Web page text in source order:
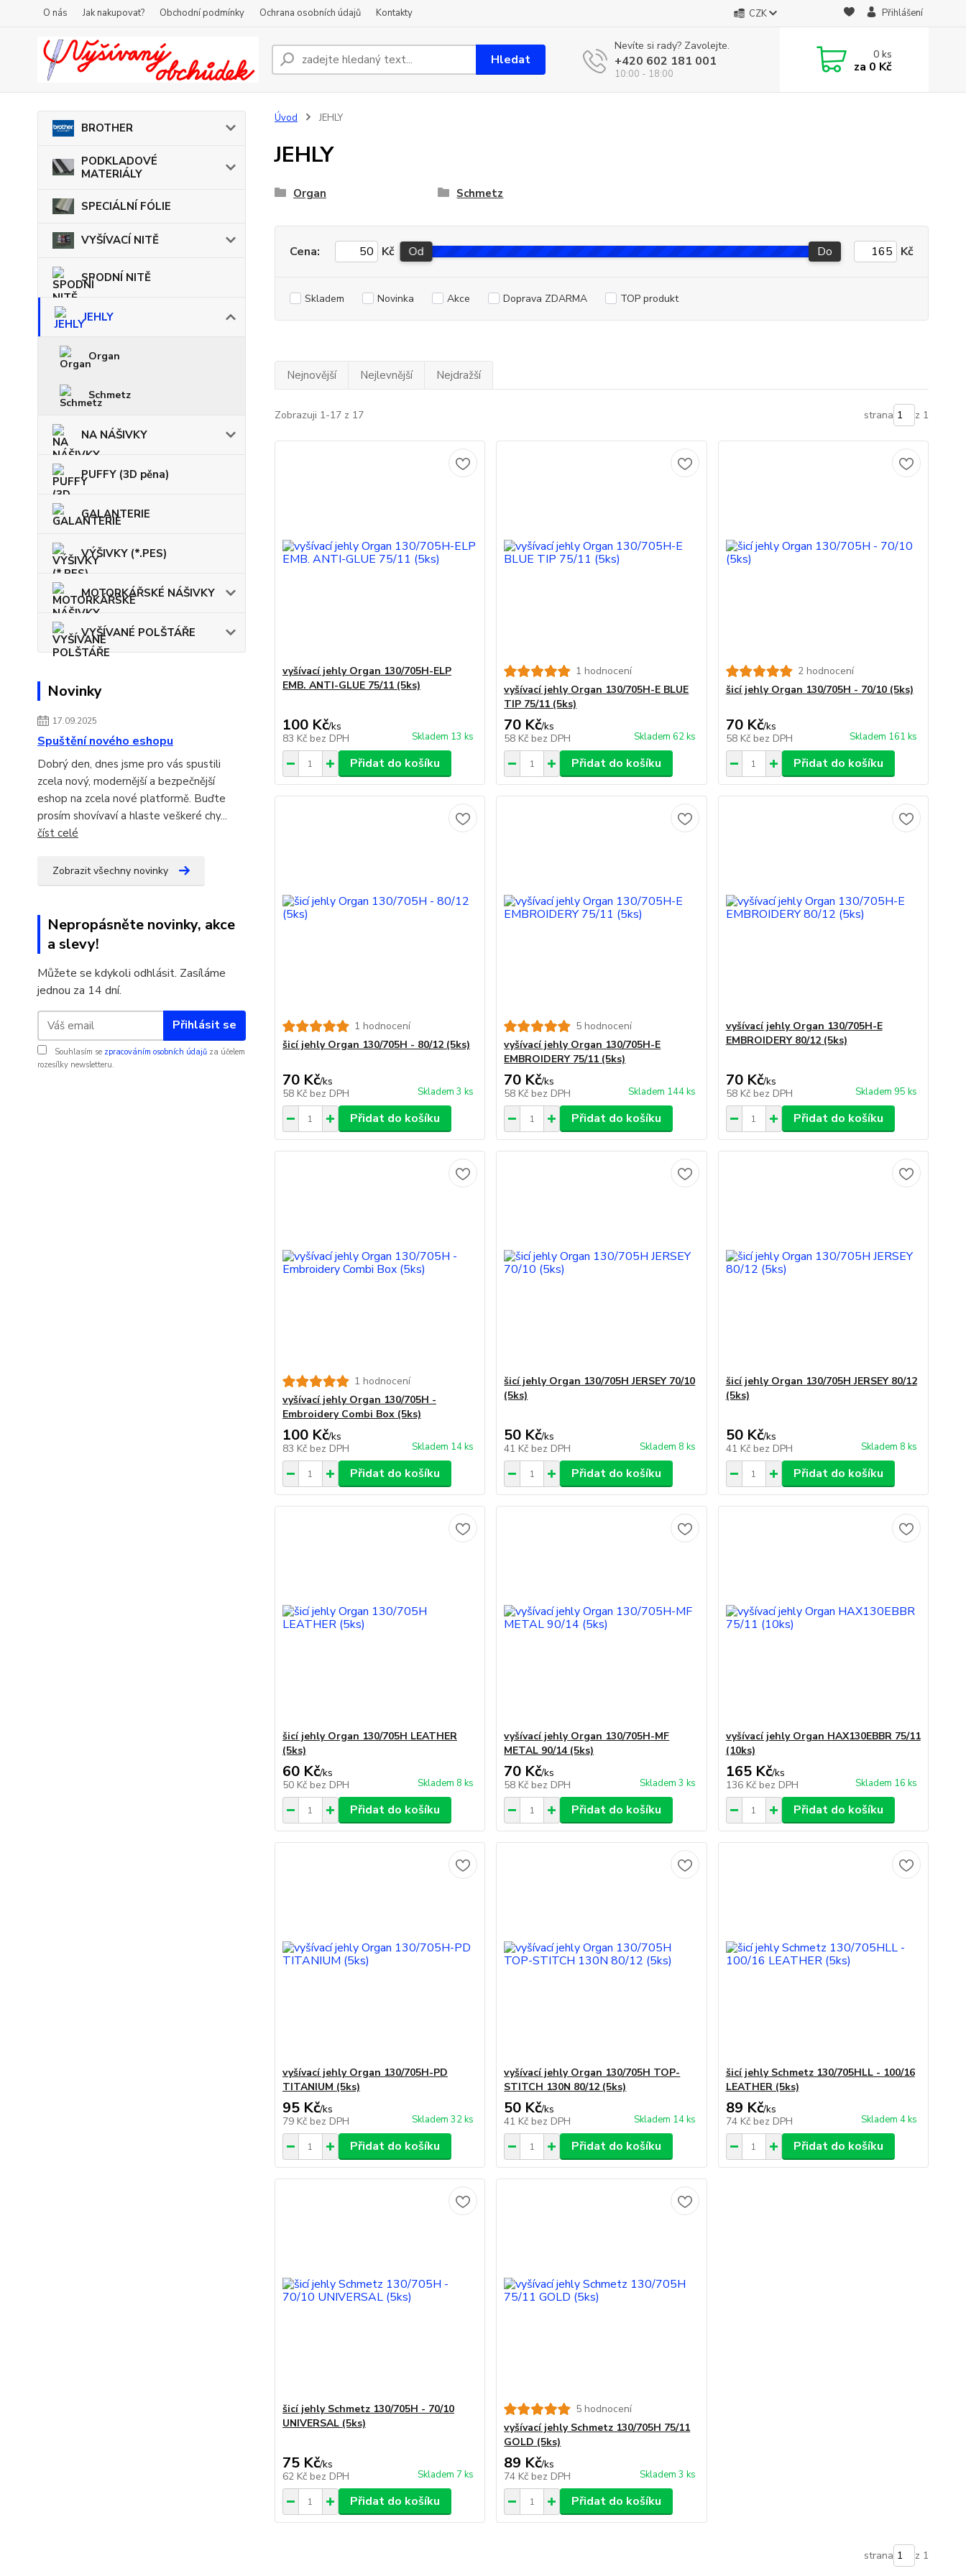
O nás Jak nakupovat? Obchodní podmínky Ochrana osobních údajů Kontakty CZK Přihlášení
Hledat
Nevíte si rady? Zavolejte.
+420 602 181 001
10:00 - 18:00
0ks
za 0 Kč
BROTHER
PODKLADOVÉ
MATERIÁLY
SPECIÁLNÍ FÓLIE
VYŠÍVACÍ NITĚ
SPODNÍ NITĚ
JEHLY
Organ
Schmetz
NA NÁŠIVKY
PUFFY (3D pěna)
GALANTERIE
VÝŠIVKY (*.PES)
MOTORKÁŘSKÉ NÁŠIVKY
VYŠÍVANÉ POLŠTÁŘE
Novinky
17.09.2025
Spuštění nového eshopu
Dobrý den, dnes jsme pro vás spustili
zcela nový, modernější a bezpečnější
eshop na zcela nové platformě. Buďte
prosím shovívaví a hlaste veškeré chy...
číst celé
Zobrazit všechny novinky
Nepropásněte novinky, akce
a slevy!
Můžete se kdykoli odhlásit. Zasíláme
jednou za 14 dní.
Přihlásit se
Souhlasím se zpracováním osobních údajů za účelem
rozesílky newsletteru.
Úvod JEHLY
JEHLY
Organ Schmetz
Cena: Kč Od Do Kč
Skladem Novinka Akce Doprava ZDARMA TOP produkt
Nejnovější Nejlevnější Nejdražší
Zobrazuji 1-17 z 17 strana z 1
vyšívací jehly Organ 130/705H-ELP
EMB. ANTI-GLUE 75/11 (5ks)
100 Kč/ks
83 Kč bez DPH Skladem 13 ks
Přidat do košíku
1 hodnocení
vyšívací jehly Organ 130/705H-E BLUE
TIP 75/11 (5ks)
70 Kč/ks
58 Kč bez DPH Skladem 62 ks
Přidat do košíku
2 hodnocení
šicí jehly Organ 130/705H - 70/10 (5ks)
70 Kč/ks
58 Kč bez DPH Skladem 161 ks
Přidat do košíku
1 hodnocení
šicí jehly Organ 130/705H - 80/12 (5ks)
70 Kč/ks
58 Kč bez DPH Skladem 3 ks
Přidat do košíku
5 hodnocení
vyšívací jehly Organ 130/705H-E
EMBROIDERY 75/11 (5ks)
70 Kč/ks
58 Kč bez DPH Skladem 144 ks
Přidat do košíku
vyšívací jehly Organ 130/705H-E
EMBROIDERY 80/12 (5ks)
70 Kč/ks
58 Kč bez DPH Skladem 95 ks
Přidat do košíku
1 hodnocení
vyšívací jehly Organ 130/705H -
Embroidery Combi Box (5ks)
100 Kč/ks
83 Kč bez DPH Skladem 14 ks
Přidat do košíku
šicí jehly Organ 130/705H JERSEY 70/10
(5ks)
50 Kč/ks
41 Kč bez DPH Skladem 8 ks
Přidat do košíku
šicí jehly Organ 130/705H JERSEY 80/12
(5ks)
50 Kč/ks
41 Kč bez DPH Skladem 8 ks
Přidat do košíku
šicí jehly Organ 130/705H LEATHER
(5ks)
60 Kč/ks
50 Kč bez DPH Skladem 8 ks
Přidat do košíku
vyšívací jehly Organ 130/705H-MF
METAL 90/14 (5ks)
70 Kč/ks
58 Kč bez DPH Skladem 3 ks
Přidat do košíku
vyšívací jehly Organ HAX130EBBR 75/11
(10ks)
165 Kč/ks
136 Kč bez DPH Skladem 16 ks
Přidat do košíku
vyšívací jehly Organ 130/705H-PD
TITANIUM (5ks)
95 Kč/ks
79 Kč bez DPH Skladem 32 ks
Přidat do košíku
vyšívací jehly Organ 130/705H TOP-
STITCH 130N 80/12 (5ks)
50 Kč/ks
41 Kč bez DPH Skladem 14 ks
Přidat do košíku
šicí jehly Schmetz 130/705HLL - 100/16
LEATHER (5ks)
89 Kč/ks
74 Kč bez DPH Skladem 4 ks
Přidat do košíku
šicí jehly Schmetz 130/705H - 70/10
UNIVERSAL (5ks)
75 Kč/ks
62 Kč bez DPH Skladem 7 ks
Přidat do košíku
5 hodnocení
vyšívací jehly Schmetz 130/705H 75/11
GOLD (5ks)
89 Kč/ks
74 Kč bez DPH Skladem 3 ks
Přidat do košíku
strana z 1